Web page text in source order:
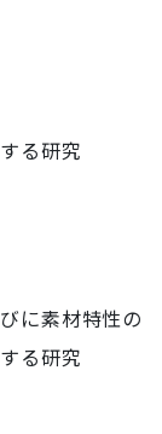
る研究
に素材特性の
る研究